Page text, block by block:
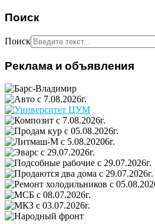
Поиск
Поиск
Реклама и объявления